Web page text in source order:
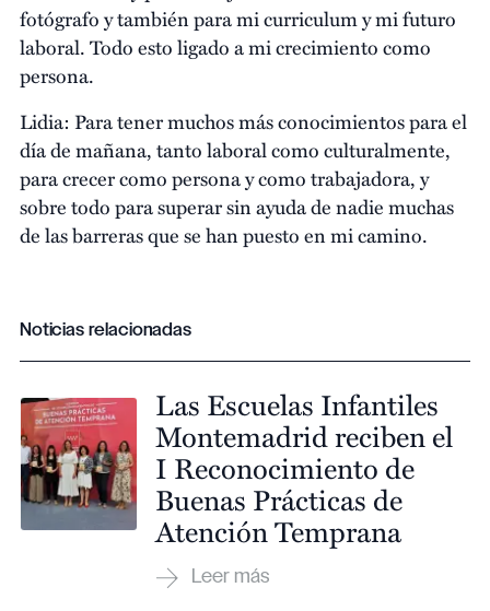
fotógrafo y también para mi curriculum y mi futuro
laboral. Todo esto ligado a mi crecimiento como
persona.
Lidia: Para tener muchos más conocimientos para el
día de mañana, tanto laboral como culturalmente,
para crecer como persona y como trabajadora, y
sobre todo para superar sin ayuda de nadie muchas
de las barreras que se han puesto en mi camino.
Noticias relacionadas
Las Escuelas Infantiles
Montemadrid reciben el
I Reconocimiento de
Buenas Prácticas de
Atención Temprana